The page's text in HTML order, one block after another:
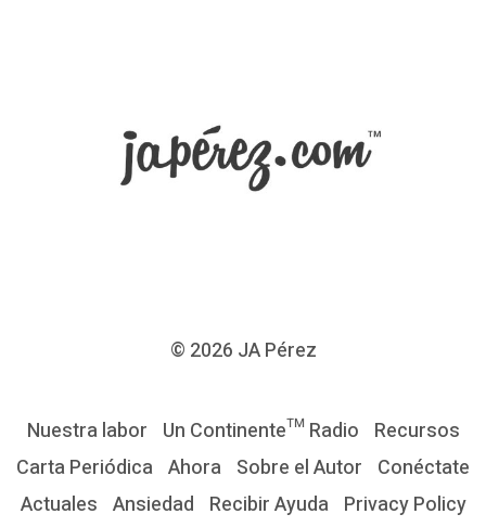
© 2026 JA Pérez
Nuestra labor Un Continente™ Radio Recursos
Carta Periódica Ahora Sobre el Autor Conéctate
Actuales Ansiedad Recibir Ayuda Privacy Policy